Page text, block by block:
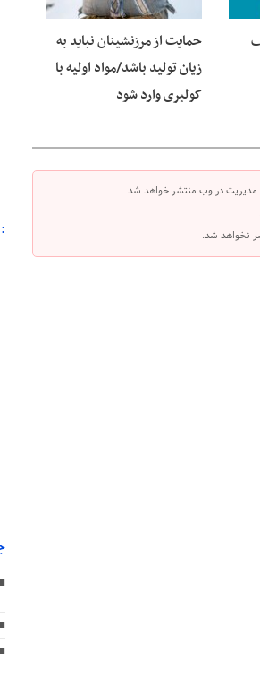
حمایت از مرزنشینان نباید به
زیان تولید باشد/مواد اولیه با
کولبری وارد شود
مدیریت در وب منتشر خواهد شد.
نخواهد شد.